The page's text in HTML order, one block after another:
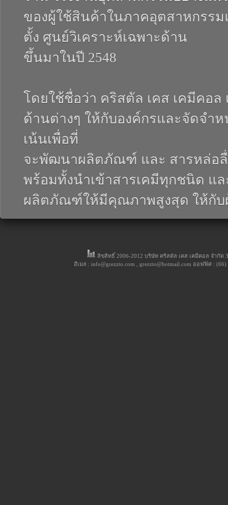
ของผู้ใช้สินค้าในภาคอุตสาหกรร
ตั้ง ศูนย์วิเคราะห์เฉพาะด้าน
ขึ้นมาในปี 2548
โดยใช้ชื่อว่า คริสตัล เคส เคมีคอ
ด้านต่างๆ ให้กับองค์กรและจัดจ
เน้นเพื่อที่
จะพัฒนาผลิตภัณฑ์ และ สารหล่อ
พร้อมทั้งนำเข้าสารเคมีทุกชนิด แ
ผลิตภัณฑ์ให้มีคุณภาพสูงสุด ให้กั
ลิขสิทธิ์ 2006-2012 บริษัท คริสตัล เคส เคมีคอล จำกัด
อีเมล : info@grezzto.com , grezzto@hotmail.com ออฟฟิศ :